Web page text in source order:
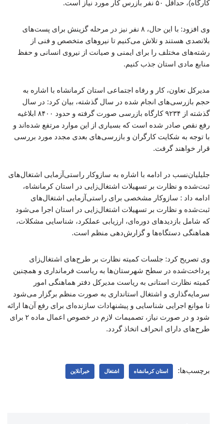
کارگاه)، حداقل ۵۰ نفر بازرس کار مورد نیاز است.
وی افزود: با این حال، ۸ نفر نیز در مرحله گزینش برای پست‌های
بلاتصدی هستند و تلاش می‌کنیم تا نیروهای متخصص و فنی از
رشته‌های مختلف را برای ایمنی و صیانت از نیروی انسانی و حفظ
منابع مادی استان جذب کنیم.
مدیرکل تعاون، کار و رفاه اجتماعی استان کرمانشاه با اشاره به
حجم بازرسی‌های انجام شده در سال گذشته، بیان کرد: در سال
گذشته از ۹۲۳۴ کارگاه بازرسی صورت گرفته و حدود ۸۴۰۰ ابلاغیه
رفع نقص صادر شده است که بسیاری از این موارد مرتفع شده‌اند و
با توجه به شکایت کارگران و بازرسی‌های بعدی مجدد مورد بررسی
قرار خواهند گرفت.
جلیلیان‌نسب در ادامه با اشاره به سازوکار راستی‌آزمایی اشتغال‌های
ثبت‌شده و نظارت بر تسهیلات اشتغال‌زایی در استان کرمانشاه،
ادامه داد : سازوکار مشخصی برای راستی‌آزمایی اشتغال‌های
ثبت‌شده و نظارت بر تسهیلات اشتغال‌زایی در استان اجرا می‌شود
که شامل بازدیدهای دوره‌ای، ارزیابی عملکرد، شناسایی مشکلات،
هماهنگی دستگاه‌ها و گزارش‌دهی منظم است.
وی تصریح کرد: جلسات کمیته نظارت بر طرح‌های اشتغال‌زای
پرداخت‌شده در سطح شهرستان‌ها به ریاست فرمانداری و همچنین
کمیته نظارت استانی به ریاست مدیرکل دفتر هماهنگی امور
سرمایه‌گذاری و اشتغال استانداری به صورت منظم برگزار می‌شود
تا موانع اجرایی شناسایی و پیشنهادات سازنده‌ای برای رفع آن‌ها ارائه
شود و در صورت نیاز، تصمیمات لازم در خصوص اعمال ماده ۲ برای
طرح‌های دارای انحراف اتخاذ گردد.
برچسب‌ها: استان کرمانشاه اشتغال خبرآنلاین